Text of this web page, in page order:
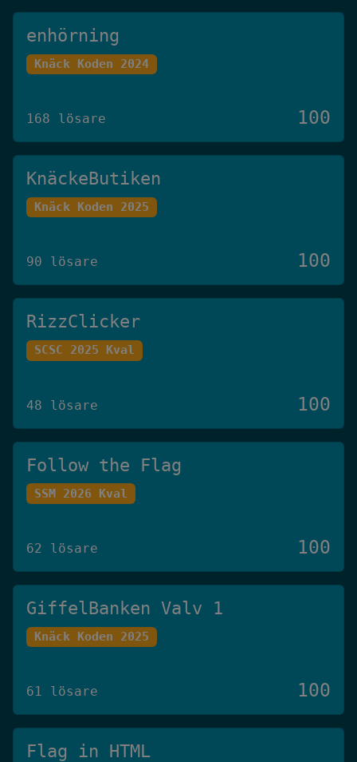
enhörning
Knäck Koden 2024
168 lösare 100
KnäckeButiken
Knäck Koden 2025
90 lösare 100
RizzClicker
SCSC 2025 Kval
48 lösare 100
Follow the Flag
SSM 2026 Kval
62 lösare 100
GiffelBanken Valv 1
Knäck Koden 2025
61 lösare 100
Flag in HTML